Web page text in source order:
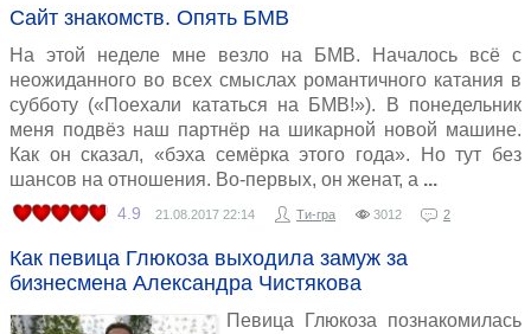
Сайт знакомств. Опять БМВ
На этой неделе мне везло на БМВ. Началось всё с
неожиданного во всех смыслах романтичного катания в
субботу («Поехали кататься на БМВ!»). В понедельник
меня подвёз наш партнёр на шикарной новой машине.
Как он сказал, «бэха семёрка этого года». Но тут без
шансов на отношения. Во-первых, он женат, а
4.9 21.08.2017 22:14 Ти-гра 3012 2
Как певица Глюкоза выходила замуж за
бизнесмена Александра Чистякова
Певица Глюкоза познакомилась